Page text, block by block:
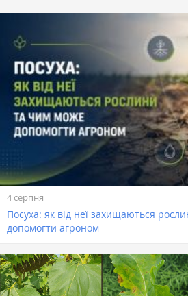
4 серпня
Посуха: як від неї захищаються
допомогти агроном